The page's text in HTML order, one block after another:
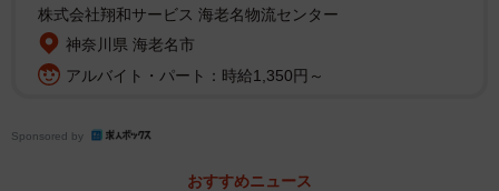
株式会社翔和サービス 海老名物流センター
神奈川県 海老名市
アルバイト・パート：時給1,350円～
Sponsored by
おすすめニュース